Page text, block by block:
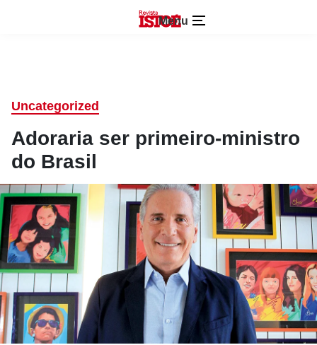
Menu
Uncategorized
Adoraria ser primeiro-ministro
do Brasil